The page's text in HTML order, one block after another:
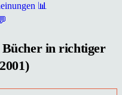
📊
in richtiger